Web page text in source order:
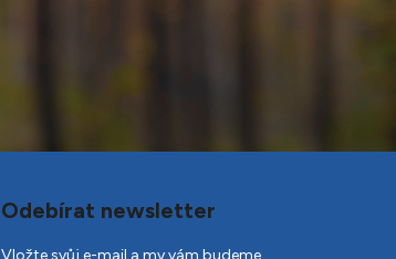
Odebírat newsletter
Vložte svůj e-mail a my vám budeme